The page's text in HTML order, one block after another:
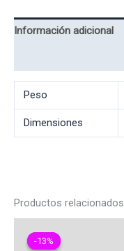
cantidad
Información adicional
Peso
Dimensiones
Productos relacionados
-13%
-13%